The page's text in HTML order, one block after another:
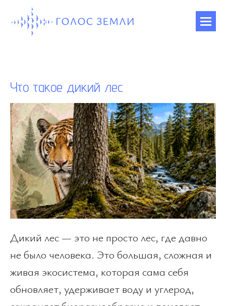
Что такое дикий лес
Дикий лес — это не просто лес, где давно
не было человека. Это большая, сложная и
живая экосистема, которая сама себя
обновляет, удерживает воду и углерод,